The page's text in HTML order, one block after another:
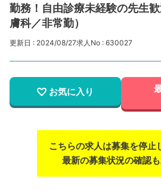
勤務！自由診療未経験の先生
膚科／非常勤）
更新日 : 2024/08/27求人No : 630027
お気に入り
こちらの求人は募集を停止
最新の募集状況の確認も